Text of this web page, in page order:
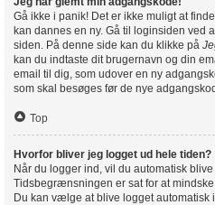
Gå ikke i panik! Det er ikke muligt at
kan dannes en ny. Gå til loginsiden ved
siden. På denne side kan du klikke på
kan du indtaste dit brugernavn og din
email til dig, som udover en ny
som skal besøges før de nye
Top
Hvorfor bliver jeg logget ud hele tiden?
Når du logger ind, vil du automatisk
Tidsbegrænsningen er sat for at
Du kan vælge at blive logget